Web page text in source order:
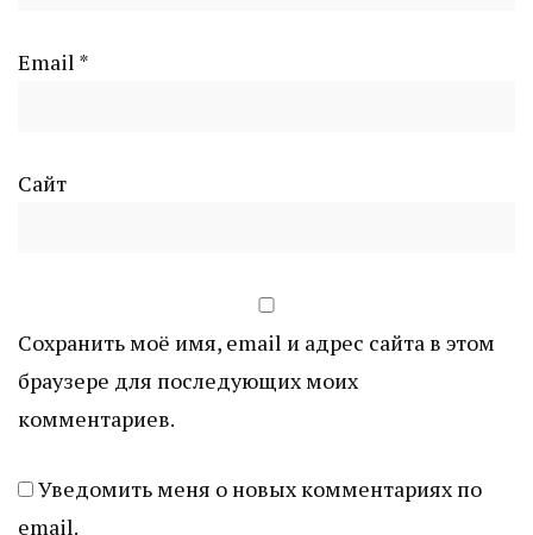
Email *
Сайт
Сохранить моё имя, email и адрес сайта в этом
браузере для последующих моих
комментариев.
Уведомить меня о новых комментариях по
email.